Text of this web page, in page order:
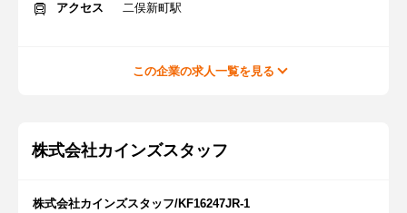
アクセス
二俣新町駅
この企業の求人一覧を見る
株式会社カインズスタッフ
株式会社カインズスタッフ/KF16247JR-1